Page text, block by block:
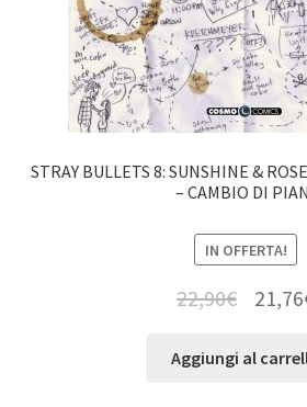
STRAY BULLETS 8: SUNSHINE &
– CAMBIO DI
IN OFFERTA!
22,90€ 21,76
Aggiungi al